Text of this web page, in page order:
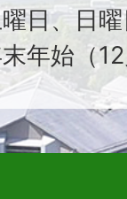
日、日
年始（